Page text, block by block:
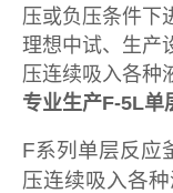
压或负压条件下
理想中试、生产
压连续吸入各种
专业生产F-5L单
F系列单层反应
压连续吸入各